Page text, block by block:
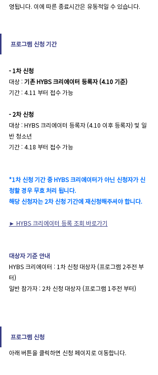
영됩니다. 이에 따른 종료시간은 유동적일 수 있습니다.
프로그램 신청 기간
- 1차 신청
대상 : 기존 HYBS 크리에이터 등록자 (4.10 기준)
기간 : 4.11 부터 접수 가능
- 2차 신청
대상 : HYBS 크리에이터 등록자 (4.10 이후 등록자) 및 일
반 청소년
기간 : 4.18 부터 접수 가능
*1차 신청 기간 중 HYBS 크리에이터가 아닌 신청자가 신
청할 경우 무효 처리 됩니다.
해당 신청자는 2차 신청 기간에 재신청해주셔야 합니다.
► HYBS 크리에이터 등록 조회 바로가기
대상자 기준 안내
HYBS 크리에이터 : 1차 신청 대상자 (프로그램 2주전 부
터)
일반 참가자 : 2차 신청 대상자 (프로그램 1주전 부터)
프로그램 신청
아래 버튼을 클릭하면 신청 페이지로 이동합니다.